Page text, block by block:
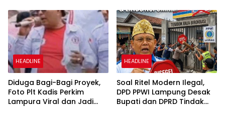
dan Merekatkan Ikatan
Keluarga
HEADLINE
Diduga Bagi-Bagi Proyek,
Foto Plt Kadis Perkim
Lampura Viral dan Jadi
HEADLINE
Soal Ritel Modern Ilegal,
DPD PPWI Lampung Desak
Bupati dan DPRD Tindak